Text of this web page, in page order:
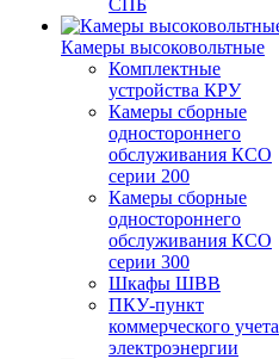
СПБ
Камеры высоковольтные
Комплектные
устройства КРУ
Камеры сборные
одностороннего
обслуживания КСО
серии 200
Камеры сборные
одностороннего
обслуживания КСО
серии 300
Шкафы ШВВ
ПКУ-пункт
коммерческого учета
электроэнергии